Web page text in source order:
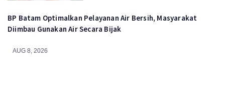
BP Batam Optimalkan Pelayanan Air Bersih, Masyarakat
Diimbau Gunakan Air Secara Bijak
AUG 8, 2026